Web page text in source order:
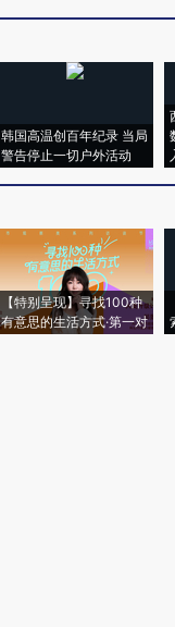
韩国高温创百年纪录 当局
警告停止一切户外活动
【特别呈现】寻找100种
有意思的生活方式·第一对